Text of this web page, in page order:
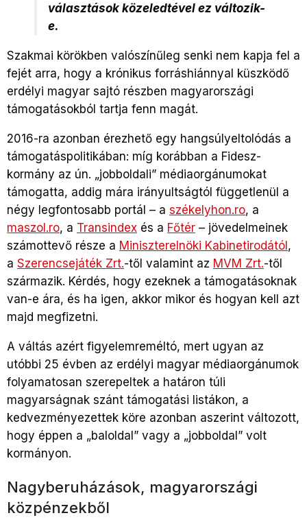
választások közeledtével ez változik-
e.
Szakmai körökben valószínűleg senki nem kapja fel a
fejét arra, hogy a krónikus forráshiánnyal küszködő
erdélyi magyar sajtó részben magyarországi
támogatásokból tartja fenn magát.
2016-ra azonban érezhető egy hangsúlyeltolódás a
támogatáspolitikában: míg korábban a Fidesz-
kormány az ún. „jobboldali” médiaorgánumokat
támogatta, addig mára irányultságtól függetlenül a
négy legfontosabb portál – a székelyhon.ro, a
maszol.ro, a Transindex és a Főtér – jövedelmeinek
számottevő része a Miniszterelnöki Kabinetirodától,
a Szerencsejáték Zrt.-től valamint az MVM Zrt.-től
származik. Kérdés, hogy ezeknek a támogatásoknak
van-e ára, és ha igen, akkor mikor és hogyan kell azt
majd megfizetni.
A váltás azért figyelemreméltó, mert ugyan az
utóbbi 25 évben az erdélyi magyar médiaorgánumok
folyamatosan szerepeltek a határon túli
magyarságnak szánt támogatási listákon, a
kedvezményezettek köre azonban aszerint változott,
hogy éppen a „baloldal” vagy a „jobboldal” volt
kormányon.
Nagyberuházások, magyarországi
közpénzekből